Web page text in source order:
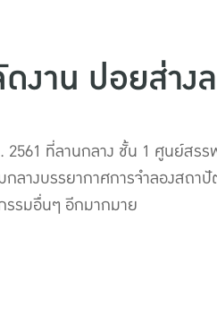
งาน ปอยส่าง
2561 ที่ลานกลาง ชั้น 1 ศูนย์ส
างบรรยากาศการจำลองสถ
รรมอื่นๆ อีกมากมาย